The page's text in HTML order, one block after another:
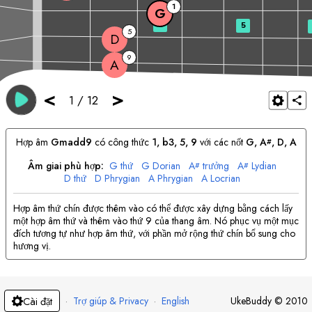
< 1 / 12 >
A 9
D 5
G 1
3 5
Hợp âm Gmadd9 có công thức 1, b3, 5, 9 với các nốt G, A#, D, A
Âm giai phù hợp: G thứ G Dorian A# trưởng A# Lydian
D thứ D Phrygian A Phrygian A Locrian
Hợp âm thứ chín được thêm vào có thể được xây dựng bằng cách lấy
một hợp âm thứ và thêm vào thứ 9 của thang âm. Nó phục vụ một mục
đích tương tự như hợp âm thứ, với phần mở rộng thứ chín bổ sung cho
hương vị.
Cài đặt · Trợ giúp & Privacy · English UkeBuddy © 2010